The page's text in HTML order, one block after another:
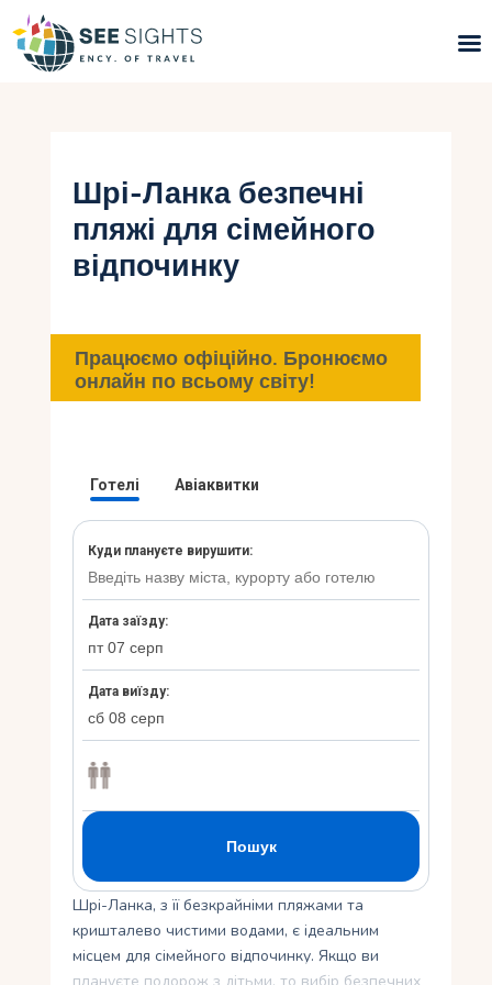
Гарячі тури
Типи Турів
Країни
Інфо
Блог
Шрі-Ланка безпечні
пляжі для сімейного
відпочинку
Працюємо офіційно. Бронюємо
онлайн по всьому світу!
Шрі-Ланка, з її безкрайніми пляжами та
кришталево чистими водами, є ідеальним
місцем для сімейного відпочинку. Якщо ви